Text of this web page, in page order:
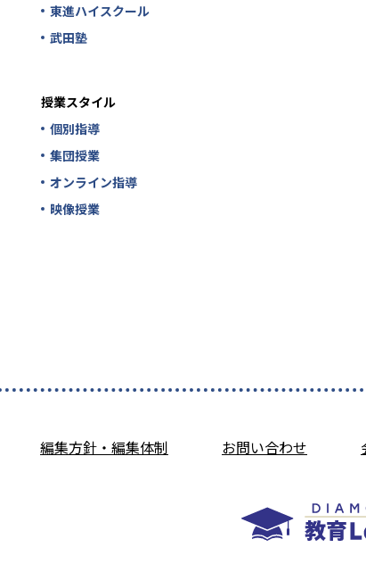
東進ハイスクール
武田塾
授業スタイル
個別指導
集団授業
オンライン指導
映像授業
編集方針・編集体制 お問い合わせ